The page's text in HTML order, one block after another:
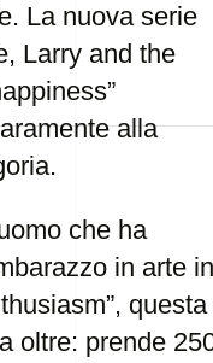
La nuova serie
Larry and the
alla
che ha
in arte in
questa
oltre: prende